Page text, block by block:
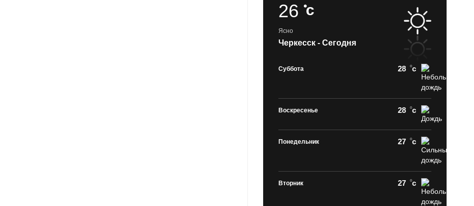
26c
Ясно
Черкесск - Сегодня
Суббота 28 c
Воскресенье 28 c
Понедельник 27 c
Вторник 27 c